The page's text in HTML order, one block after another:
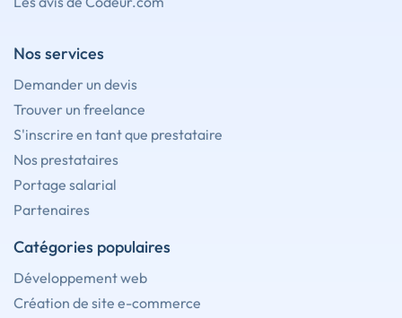
Nos services
Demander un devis
Trouver un freelance
S'inscrire en tant que prestataire
Nos prestataires
Portage salarial
Partenaires
Catégories populaires
Développement web
Création de site e-commerce